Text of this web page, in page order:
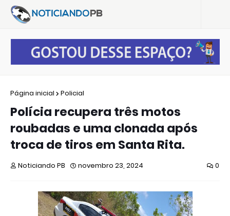
Página inicial Policial
Polícia recupera três motos
roubadas e uma clonada após
troca de tiros em Santa Rita.
Noticiando PB novembro 23, 2024 0